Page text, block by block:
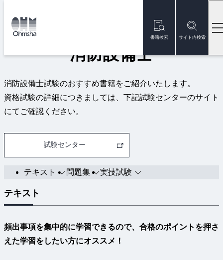
書籍検索 サイト内検索
トップ
消防設備士
消防設備士試験のおすすめ書籍をご紹介いたします。
資格試験の詳細につきましては、下記試験センターのサイト
にてご確認ください。
試験センター
テキスト 問題集 実技試験
テキスト
頻出事項を集中的に学習できるので、合格のポイントを押さ
えた学習をしたい方にオススメ！